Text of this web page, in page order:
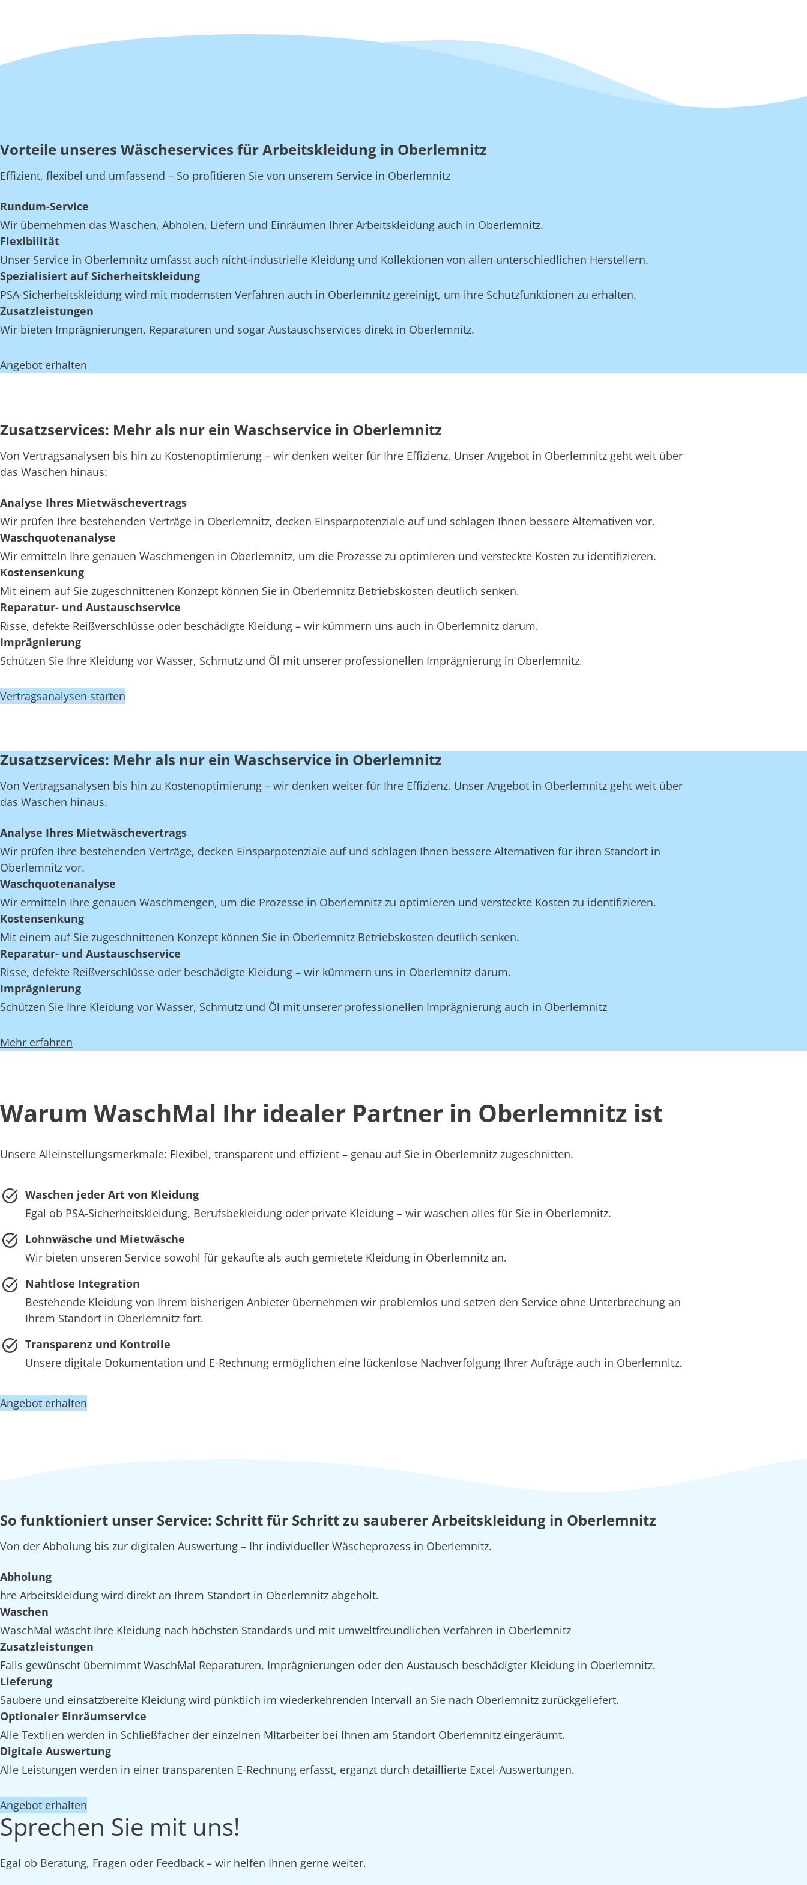
Vorteile unseres Wäscheservices für Arbeitskleidung in Oberlemnitz
Effizient, flexibel und umfassend – So profitieren Sie von unserem Service in Oberlemnitz
Rundum-Service
Wir übernehmen das Waschen, Abholen, Liefern und Einräumen Ihrer Arbeitskleidung auch in Oberlemnitz.
Flexibilität
Unser Service in Oberlemnitz umfasst auch nicht-industrielle Kleidung und Kollektionen von allen unterschiedlichen Herstellern.
Spezialisiert auf Sicherheitskleidung
PSA-Sicherheitskleidung wird mit modernsten Verfahren auch in Oberlemnitz gereinigt, um ihre Schutzfunktionen zu erhalten.
Zusatzleistungen
Wir bieten Imprägnierungen, Reparaturen und sogar Austauschservices direkt in Oberlemnitz.
Angebot erhalten
Zusatzservices: Mehr als nur ein Waschservice in Oberlemnitz
Von Vertragsanalysen bis hin zu Kostenoptimierung – wir denken weiter für Ihre Effizienz. Unser Angebot in Oberlemnitz geht weit über
das Waschen hinaus:
Analyse Ihres Mietwäschevertrags
Wir prüfen Ihre bestehenden Verträge in Oberlemnitz, decken Einsparpotenziale auf und schlagen Ihnen bessere Alternativen vor.
Waschquotenanalyse
Wir ermitteln Ihre genauen Waschmengen in Oberlemnitz, um die Prozesse zu optimieren und versteckte Kosten zu identifizieren.
Kostensenkung
Mit einem auf Sie zugeschnittenen Konzept können Sie in Oberlemnitz Betriebskosten deutlich senken.
Reparatur- und Austauschservice
Risse, defekte Reißverschlüsse oder beschädigte Kleidung – wir kümmern uns auch in Oberlemnitz darum.
Imprägnierung
Schützen Sie Ihre Kleidung vor Wasser, Schmutz und Öl mit unserer professionellen Imprägnierung in Oberlemnitz.
Vertragsanalysen starten
Zusatzservices: Mehr als nur ein Waschservice in Oberlemnitz
Von Vertragsanalysen bis hin zu Kostenoptimierung – wir denken weiter für Ihre Effizienz. Unser Angebot in Oberlemnitz geht weit über
das Waschen hinaus.
Analyse Ihres Mietwäschevertrags
Wir prüfen Ihre bestehenden Verträge, decken Einsparpotenziale auf und schlagen Ihnen bessere Alternativen für ihren Standort in
Oberlemnitz vor.
Waschquotenanalyse
Wir ermitteln Ihre genauen Waschmengen, um die Prozesse in Oberlemnitz zu optimieren und versteckte Kosten zu identifizieren.
Kostensenkung
Mit einem auf Sie zugeschnittenen Konzept können Sie in Oberlemnitz Betriebskosten deutlich senken.
Reparatur- und Austauschservice
Risse, defekte Reißverschlüsse oder beschädigte Kleidung – wir kümmern uns in Oberlemnitz darum.
Imprägnierung
Schützen Sie Ihre Kleidung vor Wasser, Schmutz und Öl mit unserer professionellen Imprägnierung auch in Oberlemnitz
Mehr erfahren
Warum WaschMal Ihr idealer Partner in Oberlemnitz ist
Unsere Alleinstellungsmerkmale: Flexibel, transparent und effizient – genau auf Sie in Oberlemnitz zugeschnitten.
Waschen jeder Art von Kleidung
Egal ob PSA-Sicherheitskleidung, Berufsbekleidung oder private Kleidung – wir waschen alles für Sie in Oberlemnitz.
Lohnwäsche und Mietwäsche
Wir bieten unseren Service sowohl für gekaufte als auch gemietete Kleidung in Oberlemnitz an.
Nahtlose Integration
Bestehende Kleidung von Ihrem bisherigen Anbieter übernehmen wir problemlos und setzen den Service ohne Unterbrechung an
Ihrem Standort in Oberlemnitz fort.
Transparenz und Kontrolle
Unsere digitale Dokumentation und E-Rechnung ermöglichen eine lückenlose Nachverfolgung Ihrer Aufträge auch in Oberlemnitz.
Angebot erhalten
So funktioniert unser Service: Schritt für Schritt zu sauberer Arbeitskleidung in Oberlemnitz
Von der Abholung bis zur digitalen Auswertung – Ihr individueller Wäscheprozess in Oberlemnitz.
Abholung
hre Arbeitskleidung wird direkt an Ihrem Standort in Oberlemnitz abgeholt.
Waschen
WaschMal wäscht Ihre Kleidung nach höchsten Standards und mit umweltfreundlichen Verfahren in Oberlemnitz
Zusatzleistungen
Falls gewünscht übernimmt WaschMal Reparaturen, Imprägnierungen oder den Austausch beschädigter Kleidung in Oberlemnitz.
Lieferung
Saubere und einsatzbereite Kleidung wird pünktlich im wiederkehrenden Intervall an Sie nach Oberlemnitz zurückgeliefert.
Optionaler Einräumservice
Alle Textilien werden in Schließfächer der einzelnen MItarbeiter bei Ihnen am Standort Oberlemnitz eingeräumt.
Digitale Auswertung
Alle Leistungen werden in einer transparenten E-Rechnung erfasst, ergänzt durch detaillierte Excel-Auswertungen.
Angebot erhalten
Sprechen Sie mit uns!
Egal ob Beratung, Fragen oder Feedback – wir helfen Ihnen gerne weiter.